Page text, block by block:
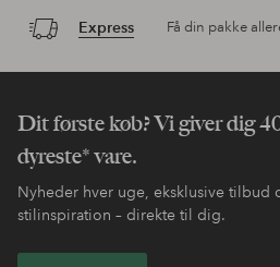
Express Få din pakke
Dit første køb? Vi giver dig
dyreste* vare.
Nyheder hver uge, eksklusive tilbud
stilinspiration – direkte til dig.